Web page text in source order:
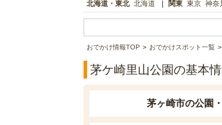
北海道・東北 北海道 関東 東京 神奈
おでかけ情報TOP おでかけスポット一覧
茅ケ崎里山公園の基本
茅ヶ崎市の公園